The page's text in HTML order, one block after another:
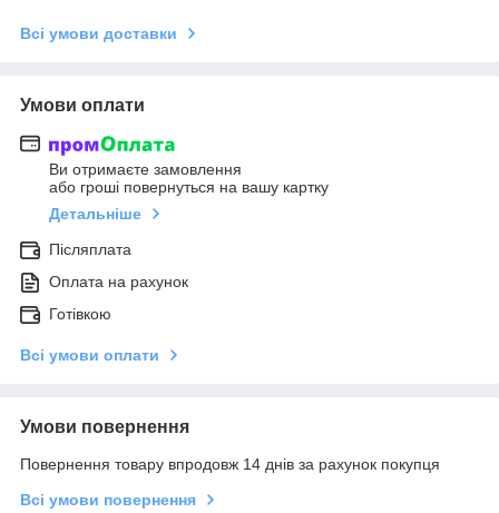
Всі умови доставки
Умови оплати
Ви отримаєте замовлення
або гроші повернуться на вашу картку
Детальніше
Післяплата
Оплата на рахунок
Готівкою
Всі умови оплати
Умови повернення
Повернення товару впродовж 14 днів за рахунок покупця
Всі умови повернення